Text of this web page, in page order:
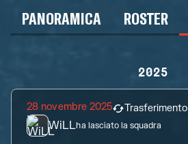
PANORAMICA ROSTER
2025
28 novembre 2025 Trasferimento
WiLLha lasciato la squadra